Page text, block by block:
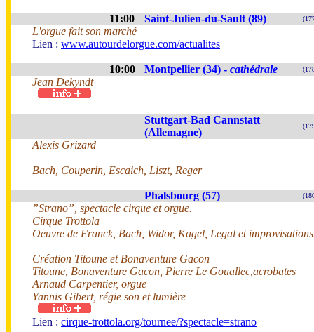
11:00 Saint-Julien-du-Sault (89)
L'orgue fait son marché
Lien : www.autourdelorgue.com/actualites
10:00 Montpellier (34) - cathédrale
Jean Dekyndt
Stuttgart-Bad Cannstatt
(Allemagne)
Alexis Grizard
Bach, Couperin, Escaich, Liszt, Reger
Phalsbourg (57)
”Strano”, spectacle cirque et orgue.
Cirque Trottola
Oeuvre de Franck, Bach, Widor, Kagel, Legal et
Création Titoune et Bonaventure Gacon
Titoune, Bonaventure Gacon, Pierre Le Gouallec,acrobates
Arnaud Carpentier, orgue
Yannis Gibert, régie son et lumière
Lien : cirque-trottola.org/tournee/?spectacle=strano